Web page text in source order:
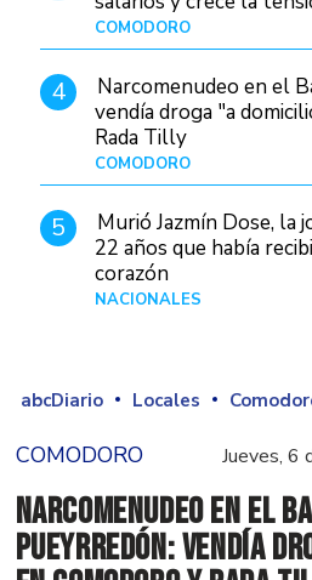
COMODORO
4
Narcomenudeo en el
vendía droga "a
Rada Tilly
COMODORO
5
Murió Jazmín Dose, la
22 años que había
corazón
NACIONALES
abcDiario Locales
COMODORO Jueves, 6
Narcomenudeo en el
Pueyrredón: vendía